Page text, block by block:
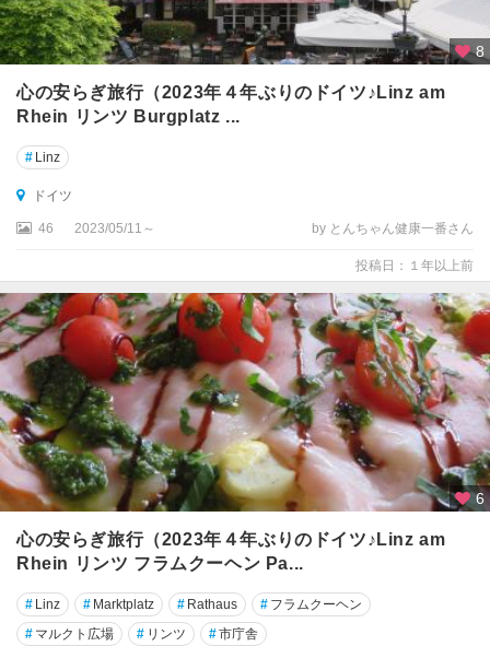
タ
イ
ン
州
シ
ュ
ヴ
ァ
ル
ル
ト
シ
ュ
ヴ
ェ
リ
ー
シ
ヴ
ェ
8
心の安らぎ旅行（2023年４年ぶりのドイツ♪Linz am
Rhein リンツ Burgplatz ...
# Linz
ドイツ
46 2023/05/11～ by とんちゃん健康一番さん
投稿日：１年以上前
6
心の安らぎ旅行（2023年４年ぶりのドイツ♪Linz am
Rhein リンツ フラムクーヘン Pa...
# Linz # Marktplatz # Rathaus # フラムクーヘン
# マルクト広場 # リンツ #市庁舎